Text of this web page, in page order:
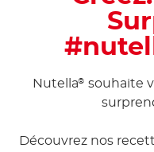
Nutella® souhaite
Découvrez nos